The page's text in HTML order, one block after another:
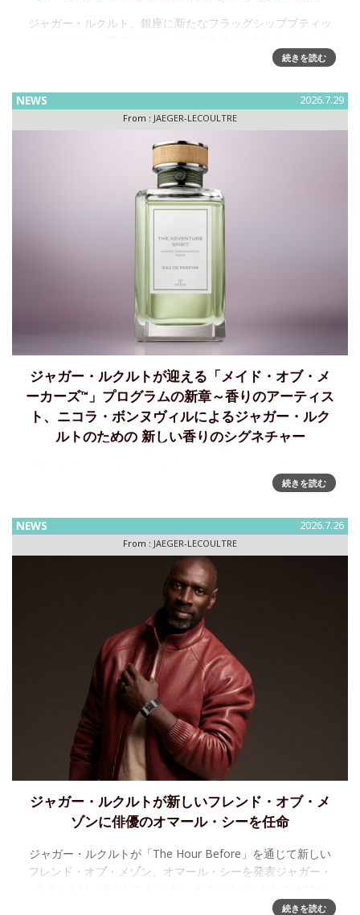
ジャガー・ルクルト、銀座に新たなフラッグシップブティッ
ョンへ移転ジャガー・ルクルトは、東京・銀座に新たなフラ
現在営業中の「
続きを読む
NEWS 2026.7.29
From : JAEGER-LECOULTRE
ジャガー・ルクルトが迎える「メイド・オブ・メ
ーカーズ™」プログラムの新章～香りのアーティス
ト、ニコラ・ボンヌヴィルによるジャガー・ルク
ルトのための 新しい香りのシグネチャー
ー・ルクルトのための 新しい香りのシグネチャー～ ジャガ
グラムの新たな章ニコラ・ボンヌヴィルとの「メイド・オ
ブ・メ
続きを読む
NEWS 2026.7.26
From : JAEGER-LECOULTRE
ジャガー・ルクルトが新しいフレンド・オブ・メ
ゾンに俳優のオマール・シーを任命
ジャガー・ルクルトが「The Hour Before」を通じて新しい
フレンド・オブ・メゾン、オマール・シーを発表ジャガー・
ル・シーを任命しました。スクリーン上での圧倒的な存在
続きを読む